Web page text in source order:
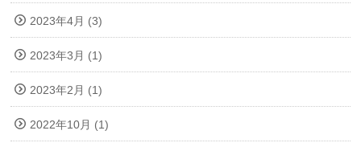
2023年4月 (3)
2023年3月 (1)
2023年2月 (1)
2022年10月 (1)